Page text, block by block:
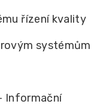
řízení kvality
systémům
Informační